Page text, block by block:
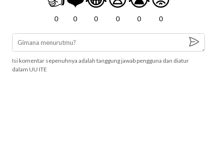
0 0 0 0 0 0
Isi komentar sepenuhnya adalah tanggung jawab pengguna dan diatur
dalam UU ITE